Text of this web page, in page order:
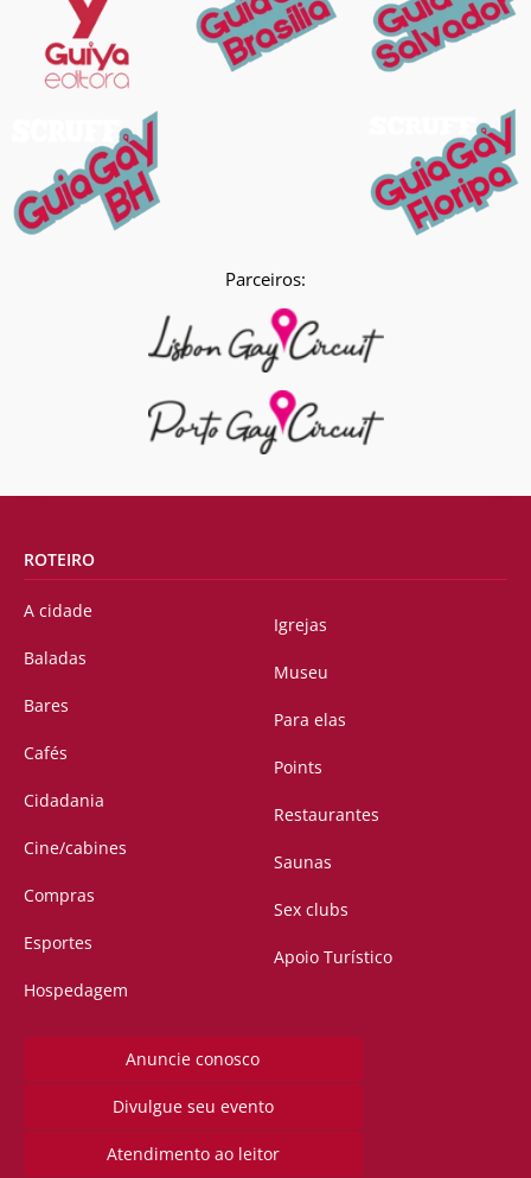
Parceiros:
ROTEIRO
A cidade
Baladas
Bares
Cafés
Cidadania
Cine/cabines
Compras
Esportes
Hospedagem
Igrejas
Museu
Para elas
Points
Restaurantes
Saunas
Sex clubs
Apoio Turístico
Anuncie conosco
Divulgue seu evento
Atendimento ao leitor